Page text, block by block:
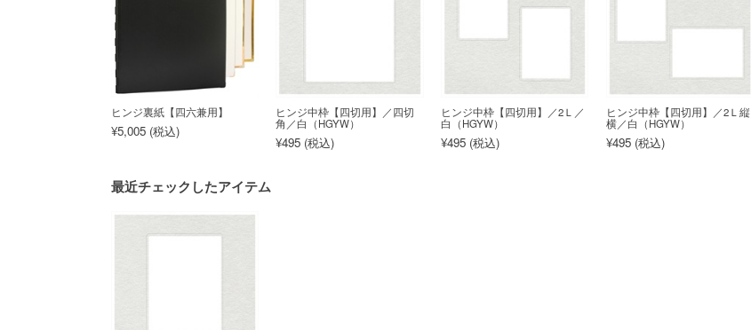
ヒンジ裏紙【四六兼用】
¥5,005 (税込)
ヒンジ中枠【四切用】／四切
角／白（HGYW）
¥495 (税込)
ヒンジ中枠【四切用】／2Ｌ／
白（HGYW）
¥495 (税込)
ヒンジ中枠【四切用】／2Ｌ縦
横／白（HGYW）
¥495 (税込)
最近チェックしたアイテム